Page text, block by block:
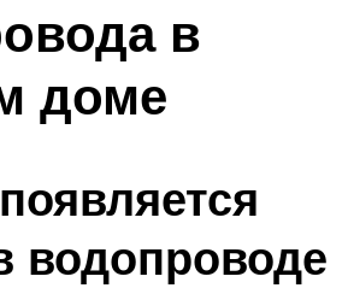
в
доме
водопроводе